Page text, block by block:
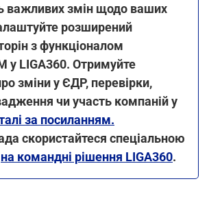
важливих змін щодо ваших
розширений
з функціоналом
у LIGA360. Отримуйте
зміни у ЄДР, перевірки,
чи участь компаній у
за посиланням.
скористайтеся спеціальною
на командні рішення LIGA360.